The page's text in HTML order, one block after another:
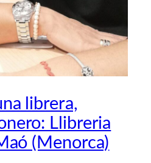
librera,
Llibreria
(Menorca)